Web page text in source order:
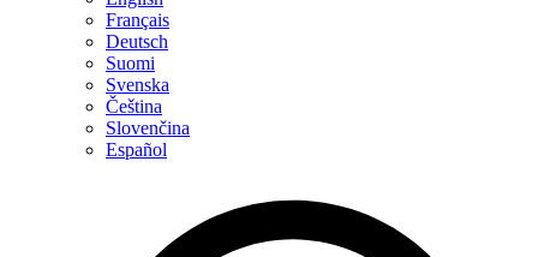
Français
Deutsch
Suomi
Svenska
Čeština
Slovenčina
Español